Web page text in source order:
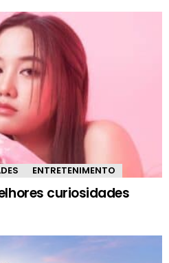
ENTRETENIMENTO
curiosidades